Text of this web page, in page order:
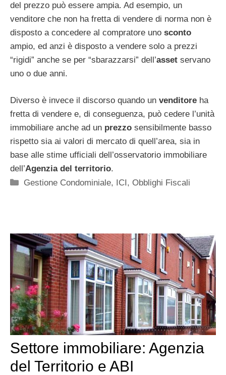
del prezzo può essere ampia. Ad esempio, un
venditore che non ha fretta di vendere di norma non è
disposto a concedere al compratore uno sconto
ampio, ed anzi è disposto a vendere solo a prezzi
“rigidi” anche se per “sbarazzarsi” dell’asset servano
uno o due anni.
Diverso è invece il discorso quando un venditore ha
fretta di vendere e, di conseguenza, può cedere l’unità
immobiliare anche ad un prezzo sensibilmente basso
rispetto sia ai valori di mercato di quell’area, sia in
base alle stime ufficiali dell’osservatorio immobiliare
dell’Agenzia del territorio.
Categorie
Gestione Condominiale, ICI, Obblighi Fiscali
Settore immobiliare: Agenzia
del Territorio e ABI